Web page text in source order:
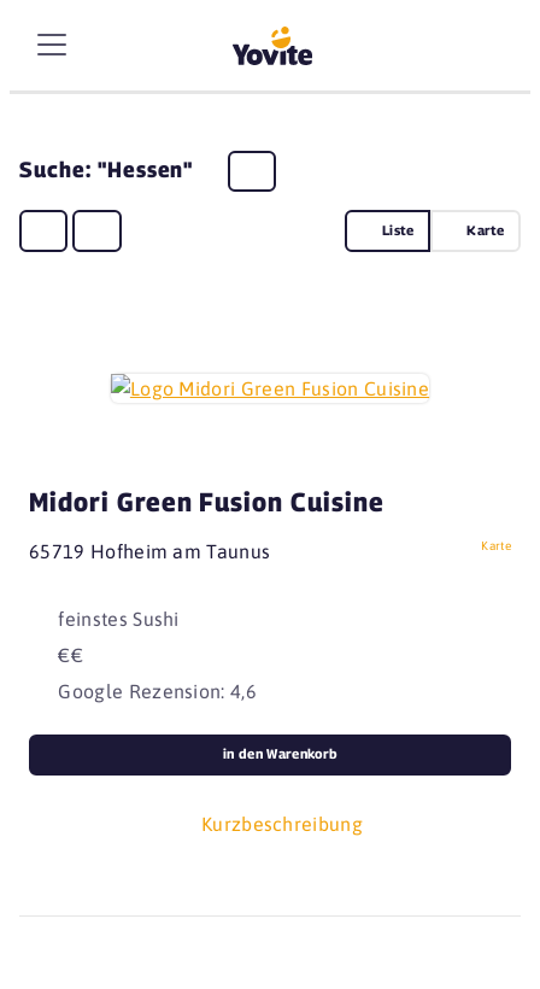
Suche: "Hessen"
Liste Karte
Midori Green Fusion Cuisine
65719 Hofheim am Taunus Karte
feinstes Sushi
€€
Google Rezension: 4,6
Kurzbeschreibung
in den Warenkorb